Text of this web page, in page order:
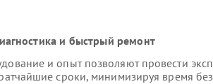
1 год 2000 ₽
и быстрый ремонт
и опыт позволяют провести
сроки, минимизируя время без